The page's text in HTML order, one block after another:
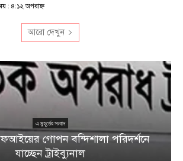
: ৪:১২ অপরাহ্ণ
আরো দেখুন
এ মুহূর্তের সংবাদ
গোপন বন্দিশালা পরিদর্শনে
যাচ্ছেন ট্রাইব্যুনাল